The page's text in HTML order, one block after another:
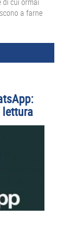
a farne
lettura